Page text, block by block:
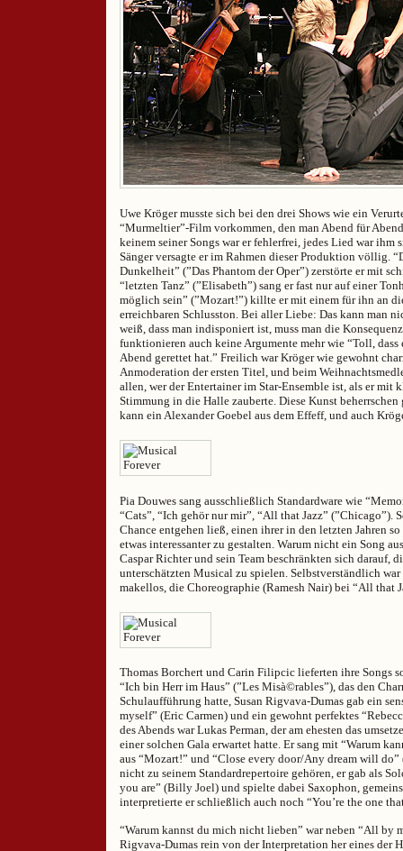
Uwe Kröger musste sich bei den drei Shows wie ein
“Murmeltier”-Film vorkommen, den man Abend für
keinem seiner Songs war er fehlerfrei, jedes Lied war ihm
Sänger versagte er im Rahmen dieser Produktion völlig.
Dunkelheit” (”Das Phantom der Oper”) zerstörte er mit
“letzten Tanz” (”Elisabeth”) sang er fast nur auf einer
möglich sein” (”Mozart!”) killte er mit einem für ihn an
erreichbaren Schlusston. Bei aller Liebe: Das kann man
weiß, dass man indisponiert ist, muss man die
funktionieren auch keine Argumente mehr wie “Toll, dass
Abend gerettet hat.” Freilich war Kröger wie gewohnt
Anmoderation der ersten Titel, und beim
allen, wer der Entertainer im Star-Ensemble ist, als er mit
Stimmung in die Halle zauberte. Diese Kunst beherrschen
kann ein Alexander Goebel aus dem Effeff, und auch
Pia Douwes sang ausschließlich Standardware wie
“Cats”, “Ich gehör nur mir”, “All that Jazz” (”Chicago”).
Chance entgehen ließ, einen ihrer in den letzten Jahren
etwas interessanter zu gestalten. Warum nicht ein Song
Caspar Richter und sein Team beschränkten sich darauf,
unterschätzten Musical zu spielen. Selbstverständlich
makellos, die Choreographie (Ramesh Nair) bei “All that
Thomas Borchert und Carin Filipcic lieferten ihre Songs
“Ich bin Herr im Haus” (”Les Misà©rables”), das den
Schulaufführung hatte, Susan Rigvava-Dumas gab ein
myself” (Eric Carmen) und ein gewohnt perfektes
des Abends war Lukas Perman, der am ehesten das
einer solchen Gala erwartet hatte. Er sang mit “Warum
aus “Mozart!” und “Close every door/Any dream will do”
nicht zu seinem Standardrepertoire gehören, er gab als
you are” (Billy Joel) und spielte dabei Saxophon,
interpretierte er schließlich auch noch “You’re the one
“Warum kannst du mich nicht lieben” war neben “All by
Rigvava-Dumas rein von der Interpretation her eines der